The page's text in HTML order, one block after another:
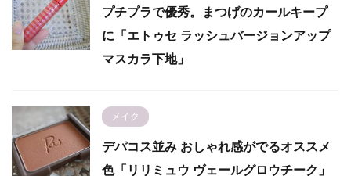
プチプラで優秀。まつげのカールキープ
に「エトゥセ ラッシュバージョンアップ
マスカラ下地」
メイク
デパコス並み おしゃれ感がでるオススメ
色「リリミュウ ヴェールグロウチーク」